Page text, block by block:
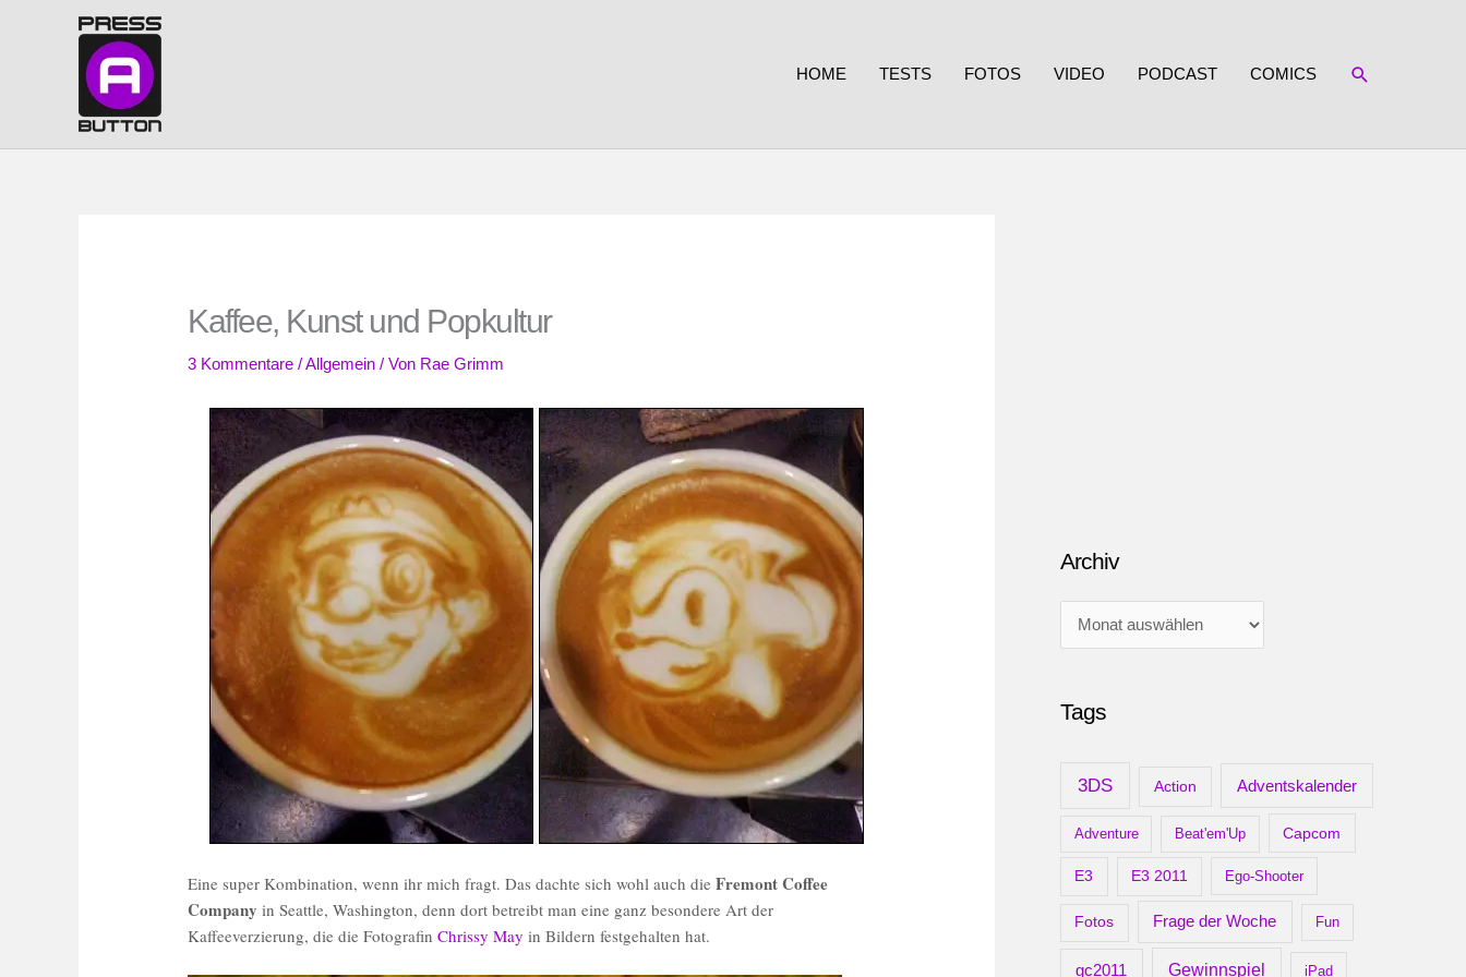
HOME TESTS FOTOS VIDEO PODCAST COMICS SUCHEN
Kaffee, Kunst und Popkultur
3 Kommentare /Allgemein / Von Rae Grimm
Eine super Kombination, wenn ihr mich fragt. Das dachte sich wohl auch dieFremont Coffee
Company in Seattle, Washington, denn dort betreibt man eine ganz besondere Art der
Kaffeeverzierung, die die FotografinChrissy May in Bildern festgehalten hat.
Archiv
r
Tags
3DS Action Adventskalender
Adventure Beat'em'Up Capcom
E3 E3 2011 Ego-Shooter
Fotos Frage der Woche Fun
gc2011 Gewinnspiel iPad